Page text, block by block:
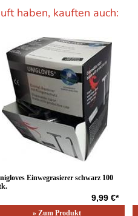
haben, kauften auch:
Einwegrasierer schwarz 100
9,99 €*
» Zum Produkt